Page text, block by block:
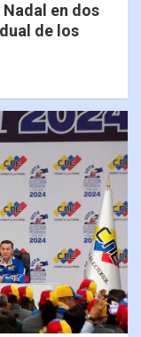
en dos
de los